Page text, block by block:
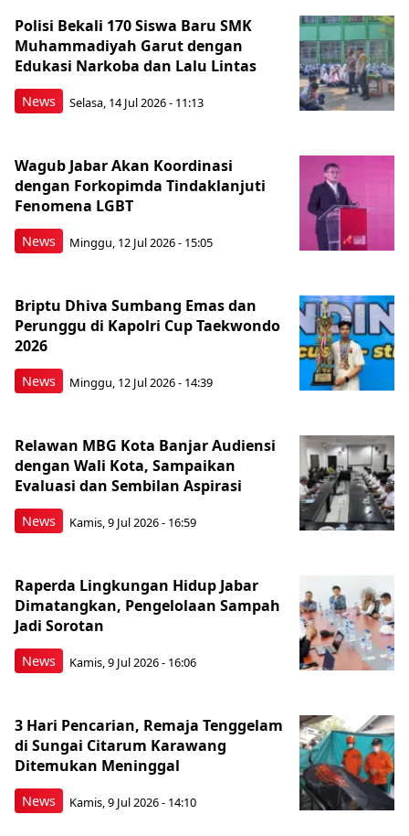
News
Polisi Bekali 170 Siswa Baru SMK
Muhammadiyah Garut dengan
Edukasi Narkoba dan Lalu Lintas
Selasa, 14 Jul 2026 - 11:13
News
Wagub Jabar Akan Koordinasi
dengan Forkopimda Tindaklanjuti
Fenomena LGBT
Minggu, 12 Jul 2026 - 15:05
News
Briptu Dhiva Sumbang Emas dan
Perunggu di Kapolri Cup Taekwondo
2026
Minggu, 12 Jul 2026 - 14:39
News
Relawan MBG Kota Banjar Audiensi
dengan Wali Kota, Sampaikan
Evaluasi dan Sembilan Aspirasi
Kamis, 9 Jul 2026 - 16:59
News
Raperda Lingkungan Hidup Jabar
Dimatangkan, Pengelolaan Sampah
Jadi Sorotan
Kamis, 9 Jul 2026 - 16:06
News
3 Hari Pencarian, Remaja Tenggelam
di Sungai Citarum Karawang
Ditemukan Meninggal
Kamis, 9 Jul 2026 - 14:10